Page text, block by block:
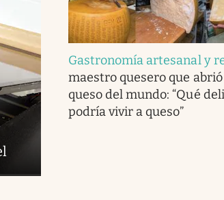
Gastronomía artesanal y
maestro quesero que
queso del mundo: “Qué
podría vivir a queso”